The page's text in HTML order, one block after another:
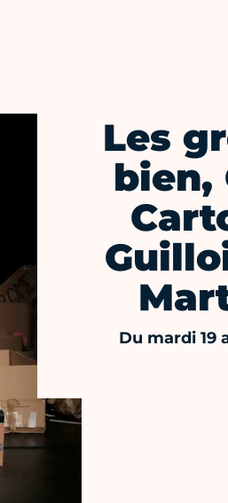
Les
bien,
Du mardi 19